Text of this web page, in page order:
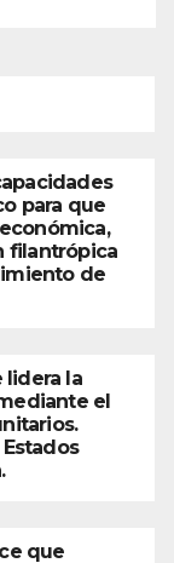
para que
filantrópica
de
lidera la
el
que